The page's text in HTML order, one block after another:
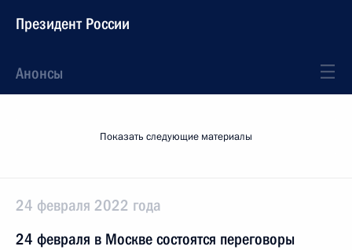
Президент России
Анонсы
Показать следующие материалы
24 февраля 2022 года
24 февраля в Москве состоятся переговоры